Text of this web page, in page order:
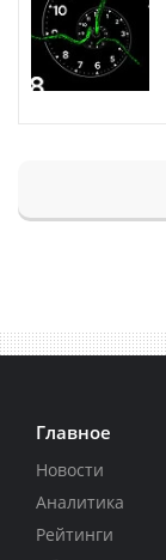
Главное
Новости
Аналитика
Рейтинги